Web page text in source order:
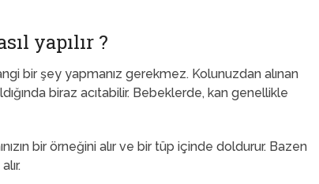
yapılır ?
bir şey yapmanız gerekmez. Kolunuzdan alınan
biraz acıtabilir. Bebeklerde, kan genellikle
bir örneğini alır ve bir tüp içinde doldurur. Bazen